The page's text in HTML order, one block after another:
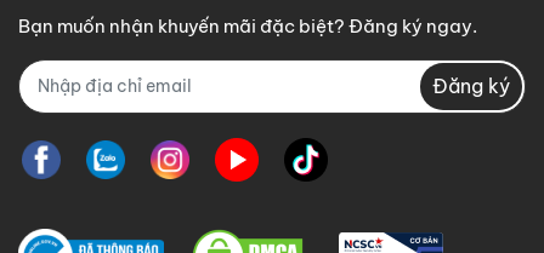
Bạn muốn nhận khuyến mãi đặc biệt? Đăng ký ngay.
Đăng ký